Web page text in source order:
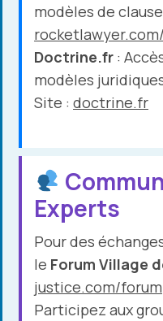
modèles de
Doctrine.fr :
modèles
Site : doctrine.fr
Experts
Pour des
le Forum Village
justice.com/forum
Participez aux